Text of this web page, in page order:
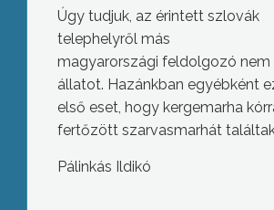
Úgy tudjuk, az érintett szlovák
telephelyről más
magyarországi feldolgozó nem
állatot. Hazánkban egyébként
első eset, hogy kergemarha
fertőzött szarvasmarhát
Pálinkás Ildikó